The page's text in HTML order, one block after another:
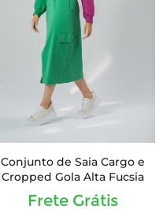
Conjunto de Saia Cargo e
Cropped Gola Alta Fucsia
Frete Grátis